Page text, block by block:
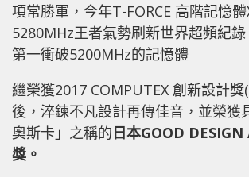
項常勝軍，今年T-FORCE 高階記憶體
5280MHz王者氣勢刷新世界超頻紀
第一衝破5200MHz的記憶體
繼榮獲2017 COMPUTEX 創新設計
後，淬鍊不凡設計再傳佳音，並榮獲
奧斯卡」之稱的日本GOOD
獎。